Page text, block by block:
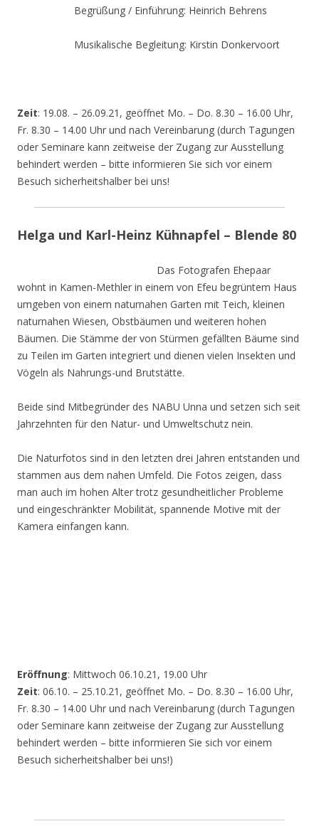
Begrüßung / Einführung: Heinrich Behrens
Musikalische Begleitung: Kirstin Donkervoort
Zeit: 19.08. – 26.09.21, geöffnet Mo. – Do. 8.30 – 16.00 Uhr,
Fr. 8.30 – 14.00 Uhr und nach Vereinbarung (durch Tagungen
oder Seminare kann zeitweise der Zugang zur Ausstellung
behindert werden – bitte informieren Sie sich vor einem
Besuch sicherheitshalber bei uns!
Helga und Karl-Heinz Kühnapfel – Blende 80
Das Fotografen Ehepaar
wohnt in Kamen-Methler in einem von Efeu begrüntem Haus
umgeben von einem naturnahen Garten mit Teich, kleinen
naturnahen Wiesen, Obstbäumen und weiteren hohen
Bäumen. Die Stämme der von Stürmen gefällten Bäume sind
zu Teilen im Garten integriert und dienen vielen Insekten und
Vögeln als Nahrungs-und Brutstätte.
Beide sind Mitbegründer des NABU Unna und setzen sich seit
Jahrzehnten für den Natur- und Umweltschutz nein.
Die Naturfotos sind in den letzten drei Jahren entstanden und
stammen aus dem nahen Umfeld. Die Fotos zeigen, dass
man auch im hohen Alter trotz gesundheitlicher Probleme
und eingeschränkter Mobilität, spannende Motive mit der
Kamera einfangen kann.
Eröffnung: Mittwoch 06.10.21, 19.00 Uhr
Zeit: 06.10. – 25.10.21, geöffnet Mo. – Do. 8.30 – 16.00 Uhr,
Fr. 8.30 – 14.00 Uhr und nach Vereinbarung (durch Tagungen
oder Seminare kann zeitweise der Zugang zur Ausstellung
behindert werden – bitte informieren Sie sich vor einem
Besuch sicherheitshalber bei uns!)